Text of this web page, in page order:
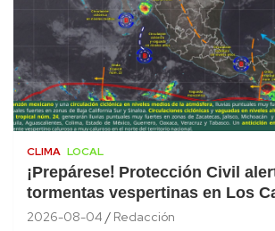
CLIMA LOCAL
¡Prepárese! Protección Civil
tormentas vespertinas en Los
2026-08-04 Redacción